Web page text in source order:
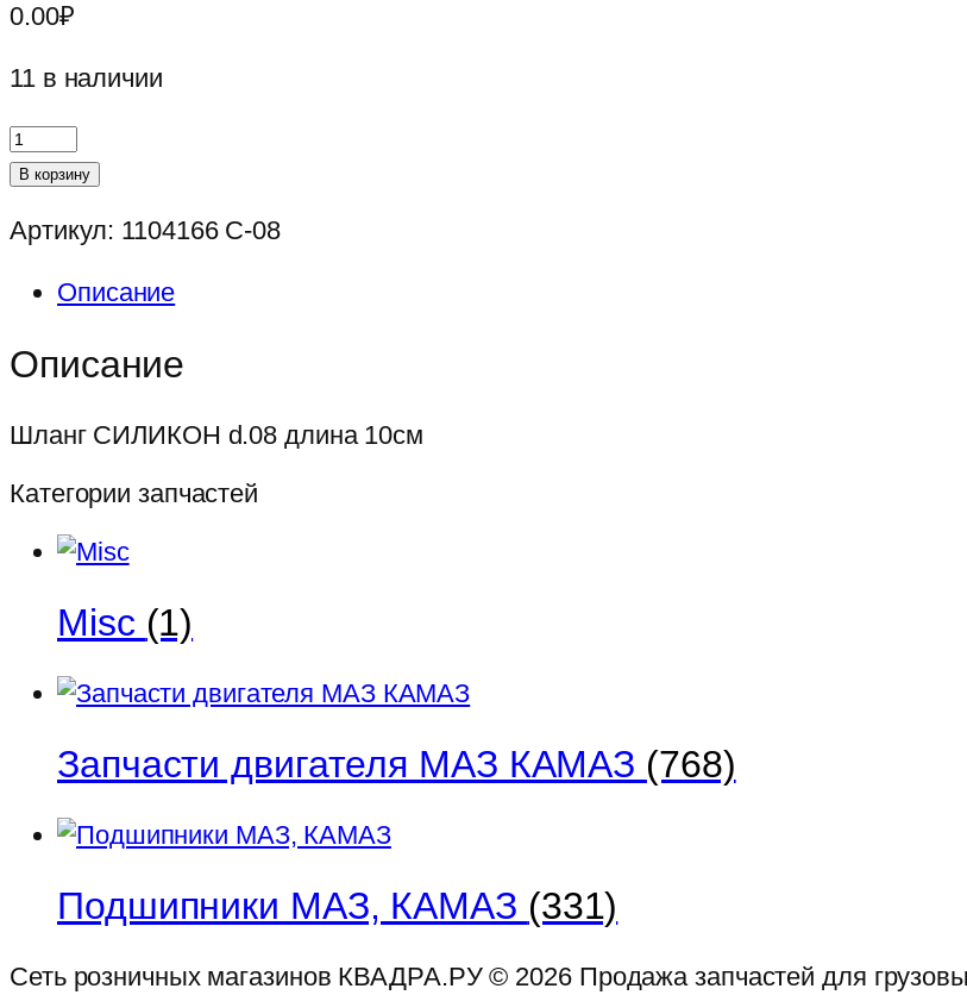
0.00₽
11 в наличии
Количество
товара
СИЛИКОН
длина
10см
В корзину
Артикул: 1104166 С-08
Описание
Описание
Шланг СИЛИКОН d.08 длина 10см
Категории запчастей
Misc (1)
Запчасти двигателя МАЗ КАМАЗ (768)
Подшипники МАЗ, КАМАЗ (331)
Сеть розничных магазинов КВАДРА.РУ © 2026Продажа запчастей для